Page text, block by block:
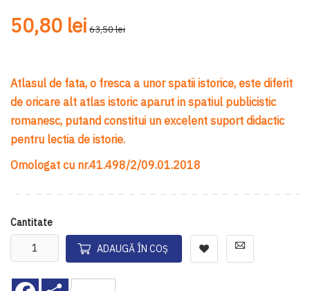
50,80 lei 63,50 lei
Atlasul de fata, o fresca a unor spatii istorice, este diferit
de oricare alt atlas istoric aparut in spatiul publicistic
romanesc, putand constitui un excelent suport didactic
pentru lectia de istorie.
Omologat cu nr.41.498/2/09.01.2018
Cantitate
ADAUGĂ ÎN COȘ
Facebook